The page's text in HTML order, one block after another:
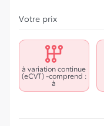
Votre prix
à variation continue
(eCVT) -comprend :
à